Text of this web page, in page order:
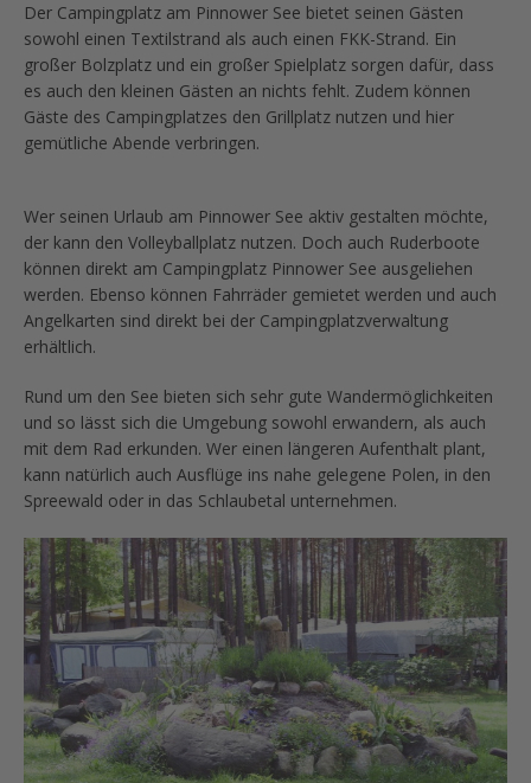
Der Campingplatz am Pinnower See bietet seinen Gästen
sowohl einen Textilstrand als auch einen FKK-Strand. Ein
großer Bolzplatz und ein großer Spielplatz sorgen dafür, dass
es auch den kleinen Gästen an nichts fehlt. Zudem können
Gäste des Campingplatzes den Grillplatz nutzen und hier
gemütliche Abende verbringen.
Wer seinen Urlaub am Pinnower See aktiv gestalten möchte,
der kann den Volleyballplatz nutzen. Doch auch Ruderboote
können direkt am Campingplatz Pinnower See ausgeliehen
werden. Ebenso können Fahrräder gemietet werden und auch
Angelkarten sind direkt bei der Campingplatzverwaltung
erhältlich.
Rund um den See bieten sich sehr gute Wandermöglichkeiten
und so lässt sich die Umgebung sowohl erwandern, als auch
mit dem Rad erkunden. Wer einen längeren Aufenthalt plant,
kann natürlich auch Ausflüge ins nahe gelegene Polen, in den
Spreewald oder in das Schlaubetal unternehmen.